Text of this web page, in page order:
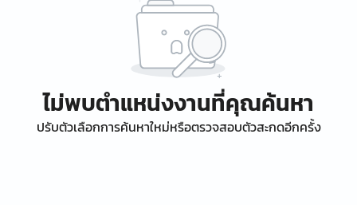
ไม่พบตำแหน่งงานที่คุณค้นหา
ปรับตัวเลือกการค้นหาใหม่หรือตรวจสอบตัวสะกดอีกครั้ง